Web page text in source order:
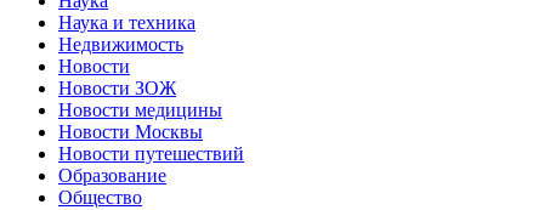
Наука и техника
Недвижимость
Новости
Новости ЗОЖ
Новости медицины
Новости Москвы
Новости путешествий
Образование
Общество